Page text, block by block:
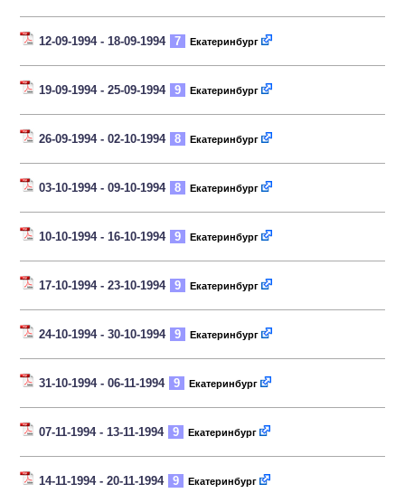
12-09-1994 - 18-09-1994 7 Екатеринбург
19-09-1994 - 25-09-1994 9 Екатеринбург
26-09-1994 - 02-10-1994 8 Екатеринбург
03-10-1994 - 09-10-1994 8 Екатеринбург
10-10-1994 - 16-10-1994 9 Екатеринбург
17-10-1994 - 23-10-1994 9 Екатеринбург
24-10-1994 - 30-10-1994 9 Екатеринбург
31-10-1994 - 06-11-1994 9 Екатеринбург
07-11-1994 - 13-11-1994 9 Екатеринбург
14-11-1994 - 20-11-1994 9 Екатеринбург